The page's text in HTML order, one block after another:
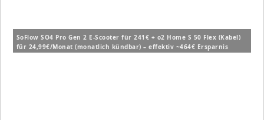
SoFlow SO4 Pro Gen 2 E-Scooter für 241€ + o2 Home S 50 Flex (Kabel)
für 24,99€/Monat (monatlich kündbar) – effektiv ~464€ Ersparnis